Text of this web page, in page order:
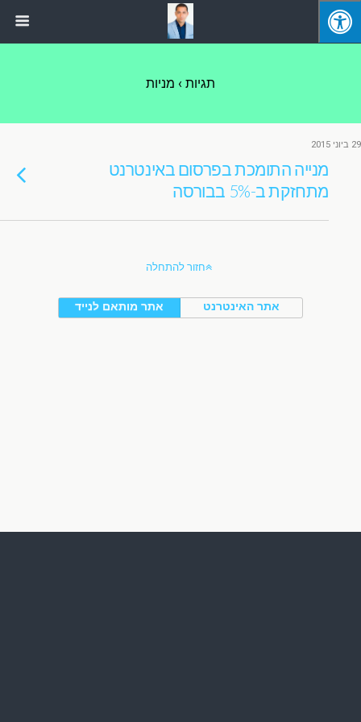
תגיות › מניות
29 ביוני 2015
מנייה התומכת בפרסום באינטרנט
מתחזקת ב-5% בבורסה
חזור להתחלה
אתר מותאם לנייד אתר האינטרנט